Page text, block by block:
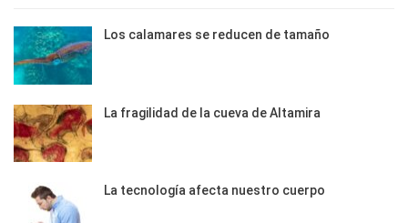
Los calamares se reducen de tamaño
La fragilidad de la cueva de Altamira
La tecnología afecta nuestro cuerpo